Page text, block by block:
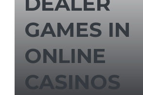
GAMES IN
ONLINE
CASINOS